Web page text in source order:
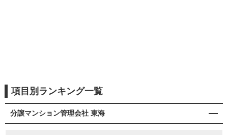
項目別ランキング一覧
分譲マンション管理会社 東海